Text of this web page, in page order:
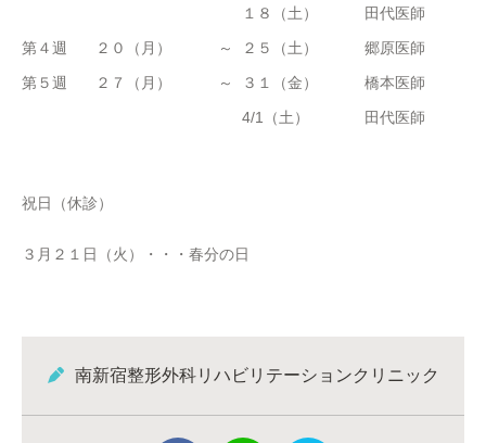
１８（土）
田代医師
第４週
２０（月） ～ ２５（土）
郷原医師
第５週
２７（月） ～ ３１（金）
橋本医師
4/1（土）
田代医師
祝日（休診）
３月２１日（火）・・・春分の日
南新宿整形外科リハビリテーションクリニック